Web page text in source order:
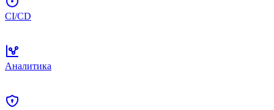
CI/CD
Аналитика